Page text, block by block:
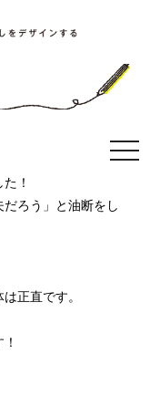
！
ろう」と油断をし
正直です。